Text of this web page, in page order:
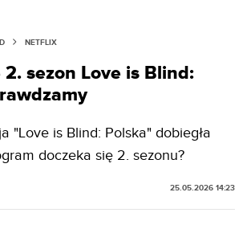
NETFLIX
sezon Love is Blind:
"Love is Blind: Polska" dobiegła
doczeka się 2. sezonu?
25.05.2026 14:23